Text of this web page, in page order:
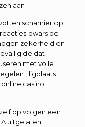
aan .
scharnier op
dwars de
zekerheid en
de dat
met volle
, ligplaats
casino
op volgen een
uitgelaten